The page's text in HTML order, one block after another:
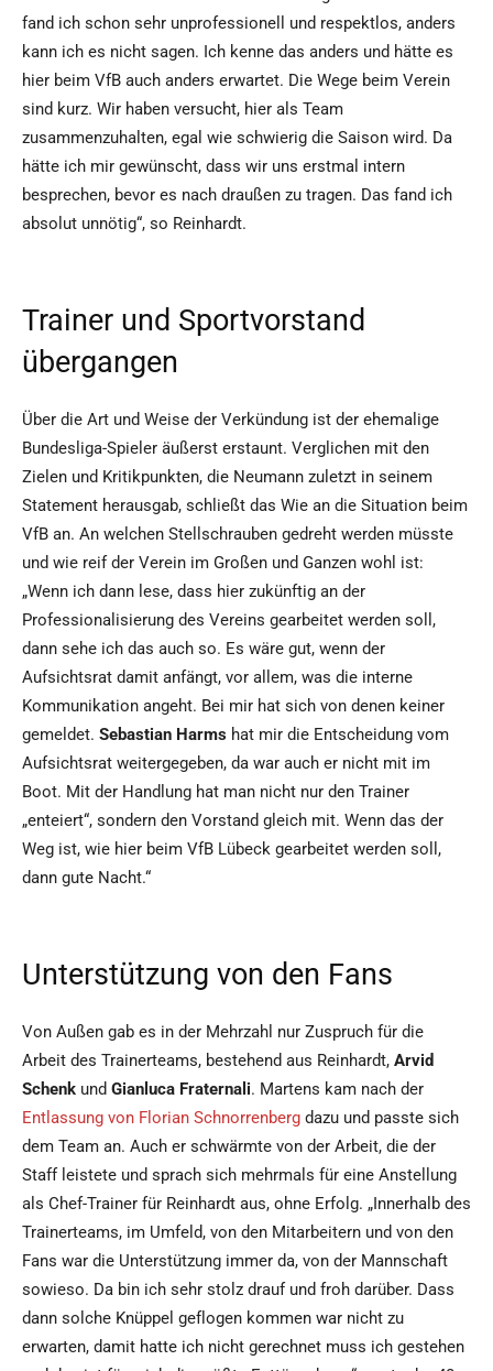
fand ich schon sehr unprofessionell und respektlos, anders
kann ich es nicht sagen. Ich kenne das anders und hätte es
hier beim VfB auch anders erwartet. Die Wege beim Verein
sind kurz. Wir haben versucht, hier als Team
zusammenzuhalten, egal wie schwierig die Saison wird. Da
hätte ich mir gewünscht, dass wir uns erstmal intern
besprechen, bevor es nach draußen zu tragen. Das fand ich
absolut unnötig“, so Reinhardt.
Trainer und Sportvorstand
übergangen
Über die Art und Weise der Verkündung ist der ehemalige
Bundesliga-Spieler äußerst erstaunt. Verglichen mit den
Zielen und Kritikpunkten, die Neumann zuletzt in seinem
Statement herausgab, schließt das Wie an die Situation beim
VfB an. An welchen Stellschrauben gedreht werden müsste
und wie reif der Verein im Großen und Ganzen wohl ist:
„Wenn ich dann lese, dass hier zukünftig an der
Professionalisierung des Vereins gearbeitet werden soll,
dann sehe ich das auch so. Es wäre gut, wenn der
Aufsichtsrat damit anfängt, vor allem, was die interne
Kommunikation angeht. Bei mir hat sich von denen keiner
gemeldet. Sebastian Harms hat mir die Entscheidung vom
Aufsichtsrat weitergegeben, da war auch er nicht mit im
Boot. Mit der Handlung hat man nicht nur den Trainer
„enteiert“, sondern den Vorstand gleich mit. Wenn das der
Weg ist, wie hier beim VfB Lübeck gearbeitet werden soll,
dann gute Nacht.“
Unterstützung von den Fans
Von Außen gab es in der Mehrzahl nur Zuspruch für die
Arbeit des Trainerteams, bestehend aus Reinhardt, Arvid
Schenk und Gianluca Fraternali. Martens kam nach der
Entlassung von Florian Schnorrenberg dazu und passte sich
dem Team an. Auch er schwärmte von der Arbeit, die der
Staff leistete und sprach sich mehrmals für eine Anstellung
als Chef-Trainer für Reinhardt aus, ohne Erfolg. „Innerhalb des
Trainerteams, im Umfeld, von den Mitarbeitern und von den
Fans war die Unterstützung immer da, von der Mannschaft
sowieso. Da bin ich sehr stolz drauf und froh darüber. Dass
dann solche Knüppel geflogen kommen war nicht zu
erwarten, damit hatte ich nicht gerechnet muss ich gestehen